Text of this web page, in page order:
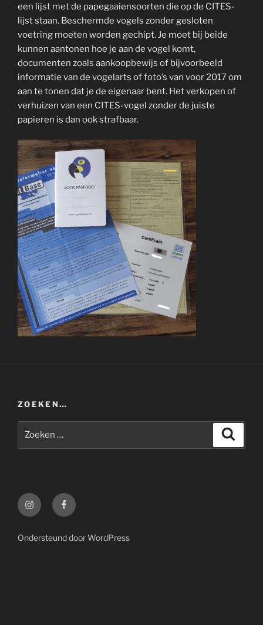
een lijst met de papegaaiensoorten die op de CITES-
lijst staan. Beschermde vogels zonder gesloten
voetring moeten worden gechipt. Je moet bij beide
kunnen aantonen hoe je aan de vogel komt,
documenten zoals aankoopbewijs of bijvoorbeeld
informatie van de vogelarts of foto’s van voor 2017 om
aan te tonen dat je de eigenaar bent. Het verkopen of
verhuizen van een CITES-vogel zonder de juiste
papieren is dan ook strafbaar.
ZOEKEN…
InstagramFacebook
Ondersteund door WordPress